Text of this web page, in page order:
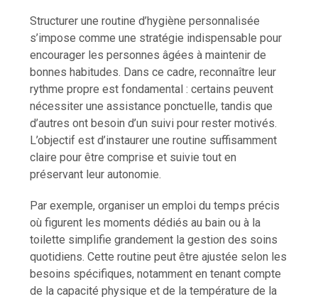
Structurer une routine d’hygiène personnalisée
s’impose comme une stratégie indispensable pour
encourager les personnes âgées à maintenir de
bonnes habitudes. Dans ce cadre, reconnaître leur
rythme propre est fondamental : certains peuvent
nécessiter une assistance ponctuelle, tandis que
d’autres ont besoin d’un suivi pour rester motivés.
L’objectif est d’instaurer une routine suffisamment
claire pour être comprise et suivie tout en
préservant leur autonomie.
Par exemple, organiser un emploi du temps précis
où figurent les moments dédiés au bain ou à la
toilette simplifie grandement la gestion des soins
quotidiens. Cette routine peut être ajustée selon les
besoins spécifiques, notamment en tenant compte
de la capacité physique et de la température de la